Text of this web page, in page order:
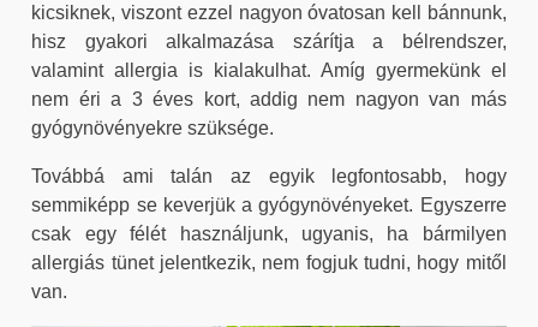
kicsiknek, viszont ezzel nagyon óvatosan kell bánnunk,
hisz gyakori alkalmazása szárítja a bélrendszer,
valamint allergia is kialakulhat. Amíg gyermekünk el
nem éri a 3 éves kort, addig nem nagyon van más
gyógynövényekre szüksége.
Továbbá ami talán az egyik legfontosabb, hogy
semmiképp se keverjük a gyógynövényeket. Egyszerre
csak egy félét használjunk, ugyanis, ha bármilyen
allergiás tünet jelentkezik, nem fogjuk tudni, hogy mitől
van.